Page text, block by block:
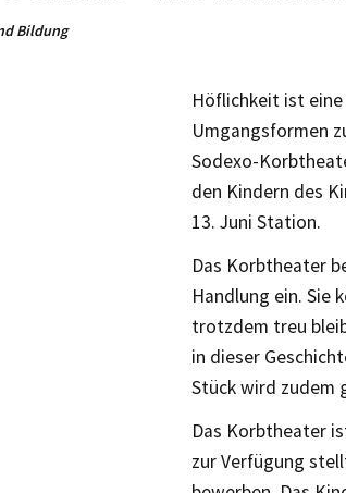
Bildung
Höflichkeit ist
Umgangsformen
Sodexo-
den Kindern des
13. Juni Station.
Das Korbtheater
Handlung ein. Sie
trotzdem treu
in dieser
Stück wird zudem
Das Korbtheater
zur Verfügung